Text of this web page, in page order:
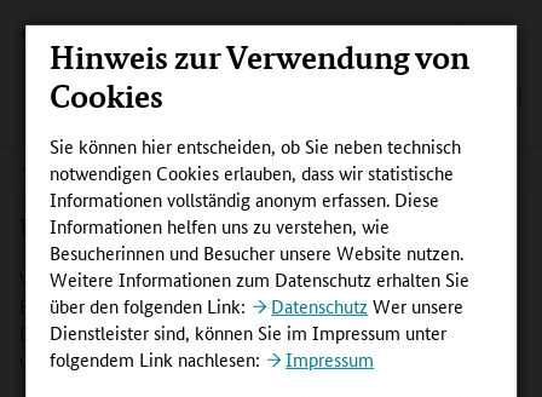
Hinweis zur Verwendung von
Cookies
Sie können hier entscheiden, ob Sie neben technisch
notwendigen Cookies erlauben, dass wir statistische
Informationen vollständig anonym erfassen. Diese
Informationen helfen uns zu verstehen, wie
Besucherinnen und Besucher unsere Website nutzen.
Weitere Informationen zum Datenschutz erhalten Sie
über den folgenden Link:
Datenschutz Wer unsere
Dienstleister sind, können Sie im Impressum unter
folgendem Link nachlesen:
Impressum
Ukrainische Geflüchtete
Ukrainische Geflüchtete
Verschiedene Projekte und Materialien der Initiative
Bildungsketten unterstützen Geflüchtete aus der Ukraine.
Die Themenseite präsentiert Beispiele und bietet
weiterführende Informationen.